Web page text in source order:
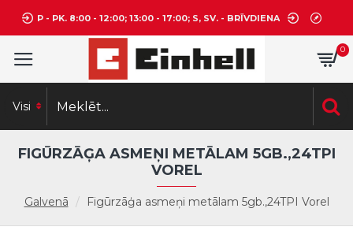
P - PK. 8:00 - 12:00; 13:00 - 17:00; S, SV. - BRĪVDIENA
0
Visi
Galvenā Figūrzāģa asmeņi metālam 5gb.,24TPI Vorel
FIGŪRZĀĢA ASMEŅI METĀLAM 5GB.,24TPI
VOREL